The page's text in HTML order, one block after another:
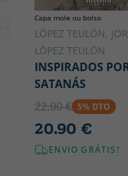
Capa mole ou bolso
LÓPEZ TEULÓN,
LÓPEZ TEULÓN
INSPIRADOS
SATANÁS
22.00 € 5% DTO
20.90 €
ENVIO GRÁTIS!